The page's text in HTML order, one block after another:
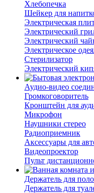
Хлебопечка
Шейкер для
Электрическая
Электрический
Электрический
Электрическое
Стерилизатор
Электрический
Аудио-видео
Громкоговоритель
Кронштейн для
Микрофон
Наушники стерео
Радиоприемник
Аксессуары для
Видеопроектор
Пульт
Держатель для
Держатель для